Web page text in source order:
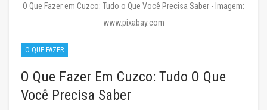
O Que Fazer em Cuzco: Tudo o Que Você Precisa Saber - Imagem:
www.pixabay.com
O QUE FAZER
O Que Fazer Em Cuzco: Tudo O Que
Você Precisa Saber